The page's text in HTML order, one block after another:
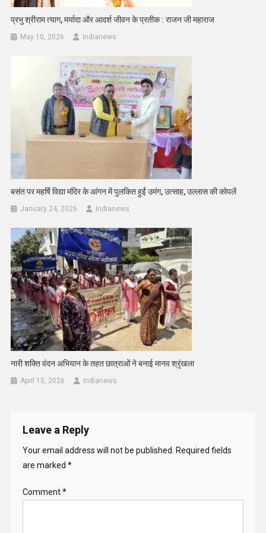
प्रभु श्रीराम त्याग, मर्यादा और आदर्श जीवन के प्रतीक : राजन जी महाराज
May 10, 2026 Indianews
बसंत पर महर्षि विद्या मंदिर के आंगन में पुलकित हुईं उमंग, उत्साह, उल्लास की कोपलें
January 24, 2026 Indianews
नारी शक्ति वंदन अभियान के तहत छात्राओं ने बनाई मानव श्रृंखला
April 15, 2026 Indianews
Leave a Reply
Your email address will not be published.
Required fields
are marked *
Comment*